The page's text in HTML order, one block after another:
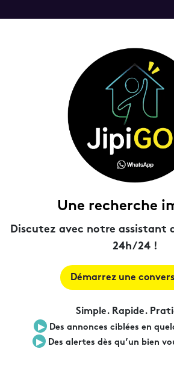
Une recherche
Discutez avec notre assistant
24h/24 !
Démarrez une
Simple. Rapide.
▶︎
Des annonces ciblées en
▶︎ Des alertes dès qu’un bien